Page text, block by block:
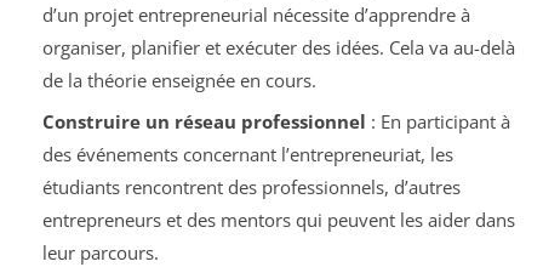
d’un projet entrepreneurial nécessite d’apprendre à
organiser, planifier et exécuter des idées. Cela va au-delà
de la théorie enseignée en cours.
Construire un réseau professionnel : En participant à
des événements concernant l’entrepreneuriat, les
étudiants rencontrent des professionnels, d’autres
entrepreneurs et des mentors qui peuvent les aider dans
leur parcours.